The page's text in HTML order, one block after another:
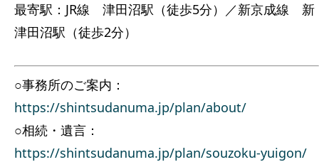
最寄駅：JR線 津田沼駅（徒歩5分）／新京成線 新
津田沼駅（徒歩2分）
○事務所のご案内：
https://shintsudanuma.jp/plan/about/
○相続・遺言：
https://shintsudanuma.jp/plan/souzoku-yuigon/